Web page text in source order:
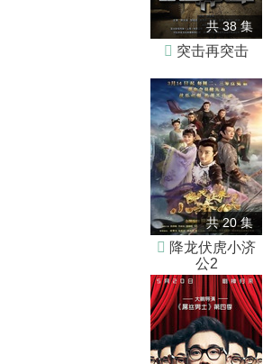
共 38 集
 突击再突击
共 20 集
 降龙伏虎小济
公2